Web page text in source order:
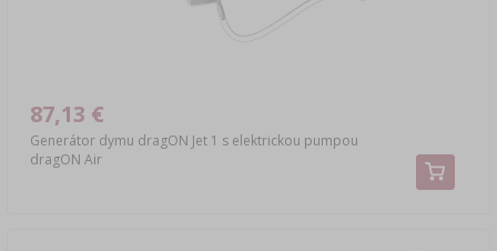
Generátor dymu dragON Jet 1 s elektrickou pumpou
dragON Air
87,13 €